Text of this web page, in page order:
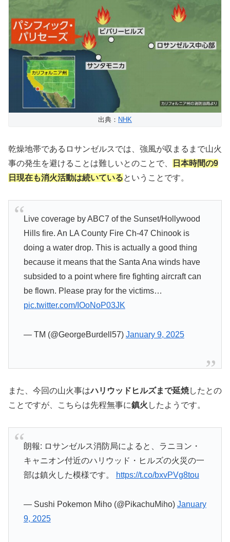
出典： NHK
乾燥地帯であるロサンゼルスでは、強風が収まるまで山火
事の発生を避けることは難しいとのことで、
日本時間の9
日現在も消火活動は続いているということです。
Live coverage by ABC7 of the Sunset/Hollywood
Hills fire. An LA County Fire Ch-47 Chinook is
doing a water drop. This is actually a good thing
because it means that the Santa Ana winds have
subsided to a point where fire fighting aircraft can
be flown. Please pray for the victims…
pic.twitter.com/IOoNoP03JK
— TM (@GeorgeBurdell57) January 9, 2025
また、今回の山火事はハリウッドヒルズまで延焼したとの
ことですが、こちらは先程無事に鎮火 したようです。
朗報: ロサンゼルス消防局によると、ラニヨン・
キャニオン付近のハリウッド・ヒルズの火災の一
部は鎮火した模様です。
https://t.co/bxvPVg8tou
— Sushi Pokemon Miho (@PikachuMiho) January
9, 2025